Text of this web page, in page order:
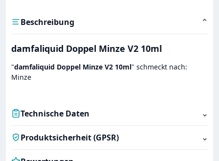
Beschreibung ⌄
damfaliquid Doppel Minze V2 10ml
"damfaliquid Doppel Minze V2 10ml" schmeckt nach:
Minze
Technische Daten ⌄
Produktsicherheit (GPSR) ⌄